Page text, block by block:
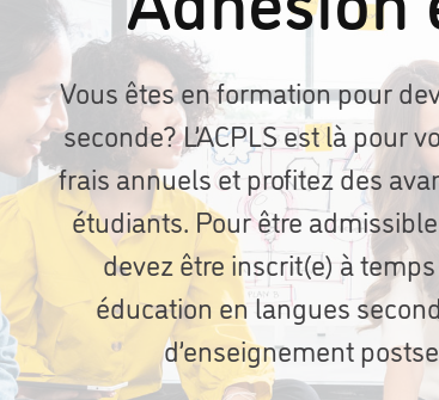
Vous êtes en formation pour
seconde? L’ACPLS est là pour
frais annuels et profitez des
étudiants. Pour être
devez être inscrit(e) à
éducation en langues
d’enseignement